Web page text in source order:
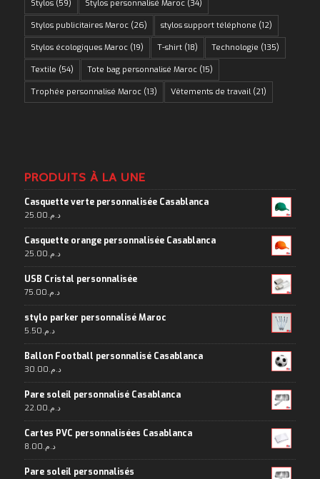
Stylos(59) Stylos personnalisé Maroc(34)
Stylos publicitaires Maroc(26) stylos support téléphone (12)
Stylos écologiques Maroc(19) T-shirt(18) Technologie (135)
Textile (54) Tote bag personnalisé Maroc(15)
Trophée personnalisé Maroc(13) Vêtements de travail(21)
PRODUITS À LA UNE
Casquette verte personnalisée Casablanca
د.م.25.00
Casquette orange personnalisée Casablanca
د.م.25.00
USB Cristal personnalisée
د.م.75.00
stylo parker personnalisé Maroc
د.م.5.50
Ballon Football personnalisé Casablanca
د.م.30.00
Pare soleil personnalisé Casablanca
د.م.22.00
Cartes PVC personnalisées Casablanca
د.م.8.00
Pare soleil personnalisés